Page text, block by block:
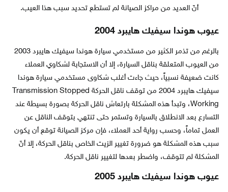
أنّ العديد من مراكز الصيانة لم تستطع تحديد سبب هذا العيب.
عيوب هوندا سيفيك هايبرد 2004
بالرغم من تذمر الكثير من مستخدمي سيارة هوندا سيفيك هايبرد 2003
من العيوب المتعلقة بناقل السيارة، إلا أن الاستجابة لشكاوي العملاء
كانت ضعيفة نسبياً، حيث جاءت أغلب شكاوى مستخدمي سيارة هوندا
سيفيك هايبرد 2004 من توقف ناقل الحركة Transmission Stopped
Working، وتبدأ هذه المشكلة بارتعاش ناقل الحركة بصورة بسيطة عند
التسارع بعد الانطلاق بالسيارة وتستمر حتى تنتهي بتوقف الناقل عن
العمل تماماً، وحسب رواية أحد العملاء، فإن مركز الصيانة توقع أن يكون
سبب هذه المشكلة هو ضرورة تغيير الزيت الخاص بناقل الحركة، إلا أنّ
المشكلة لم تتوقف، واضطر بعدها لتغيير ناقل الحركة.
عيوب هوندا سيفيك هايبرد 2005